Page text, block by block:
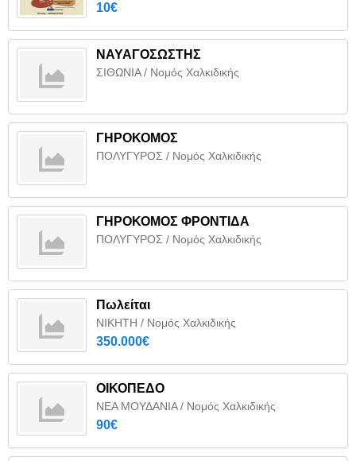
10€
ΝΑΥΑΓΟΣΩΣΤΗΣ
ΣΙΘΩΝΙΑ / Νομός Χαλκιδικής
ΓΗΡΟΚΟΜΟΣ
ΠΟΛΥΓΥΡΟΣ / Νομός Χαλκιδικής
ΓΗΡΟΚΟΜΟΣ ΦΡΟΝΤΙΔΑ
ΠΟΛΥΓΥΡΟΣ / Νομός Χαλκιδικής
Πωλείται
ΝΙΚΗΤΗ / Νομός Χαλκιδικής
350.000€
ΟΙΚΟΠΕΔΟ
ΝΕΑ ΜΟΥΔΑΝΙΑ / Νομός Χαλκιδικής
90€